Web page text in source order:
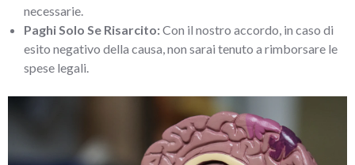
necessarie.
Paghi Solo Se Risarcito:Con il nostro accordo, in caso di
esito negativo della causa, non sarai tenuto a rimborsare le
spese legali.